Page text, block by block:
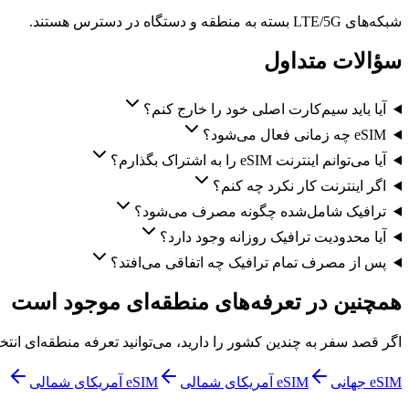
شبکه‌های LTE/5G بسته به منطقه و دستگاه در دسترس هستند.
سؤالات متداول
آیا باید سیم‌کارت اصلی خود را خارج کنم؟
eSIM چه زمانی فعال می‌شود؟
آیا می‌توانم اینترنت eSIM را به اشتراک بگذارم؟
اگر اینترنت کار نکرد چه کنم؟
ترافیک شامل‌شده چگونه مصرف می‌شود؟
آیا محدودیت ترافیک روزانه وجود دارد؟
پس از مصرف تمام ترافیک چه اتفاقی می‌افتد؟
همچنین در تعرفه‌های منطقه‌ای موجود است
اگر قصد سفر به چندین کشور را دارید، می‌توانید تعرفه منطقه‌ای
eSIM جهانی eSIM آمریکای شمالی eSIM آمریکای شمالی